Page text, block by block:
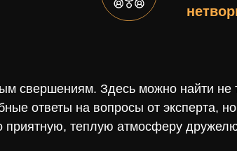
свершениям. Здесь можно найти
ответы на вопросы от эксперта,
приятную, теплую атмосферу